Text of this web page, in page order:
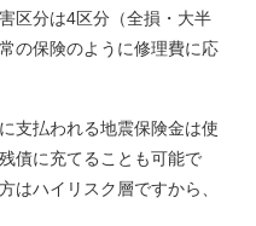
区分は4区分（全損・大半
の保険のように修理費に応
支払われる地震保険金は使
債に充てることも可能で
はハイリスク層ですから、